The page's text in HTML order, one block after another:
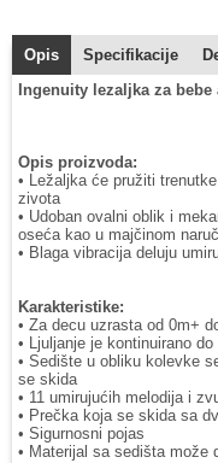
Opis Specifikacije
Ingenuity lezaljka za
Opis proizvoda:
• Ležaljka će pružiti
zivota
• Udoban ovalni oblik i
oseća kao u majčinom
• Blaga vibracija deluju
Karakteristike:
• Za decu uzrasta od 0m+
• Ljuljanje je kontinuirano
• Sedište u obliku kolevke
se skida
• 11 umirujućih melodija i
• Prečka koja se skida sa
• Sigurnosni pojas
• Materijal sa sedišta može